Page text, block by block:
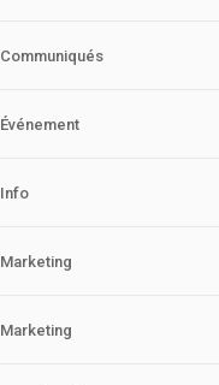
Communiqués
Événement
Info
Marketing
Marketing